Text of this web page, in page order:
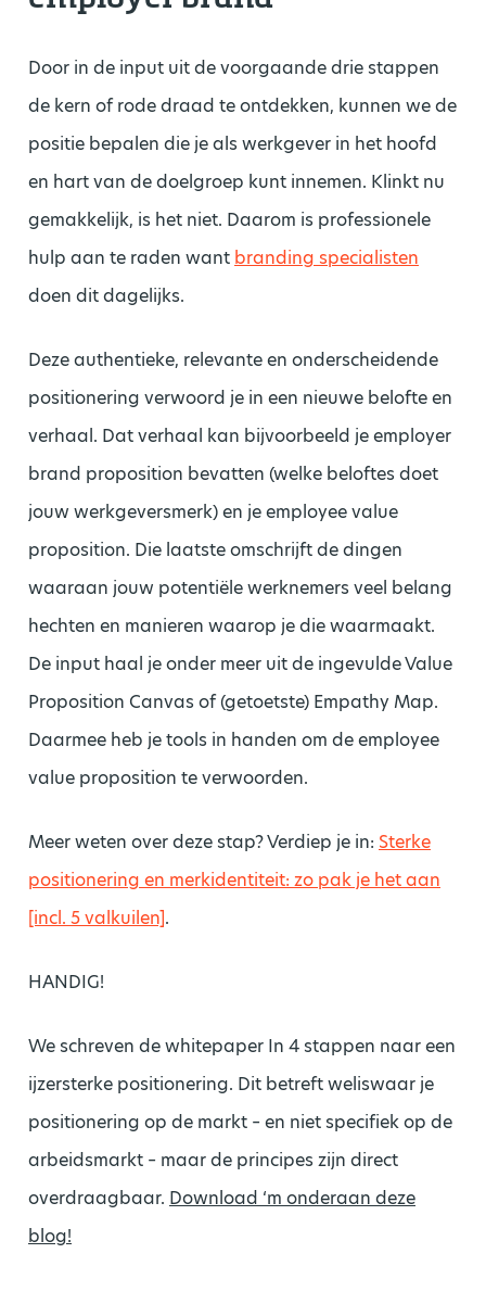
Door in de input uit de voorgaande drie stappen
de kern of rode draad te ontdekken, kunnen we de
positie bepalen die je als werkgever in het hoofd
en hart van de doelgroep kunt innemen. Klinkt nu
gemakkelijk, is het niet. Daarom is professionele
hulp aan te raden want branding specialisten
doen dit dagelijks.
Deze authentieke, relevante en onderscheidende
positionering verwoord je in een nieuwe belofte en
verhaal. Dat verhaal kan bijvoorbeeld je employer
brand proposition bevatten (welke beloftes doet
jouw werkgeversmerk) en je employee value
proposition. Die laatste omschrijft de dingen
waaraan jouw potentiële werknemers veel belang
hechten en manieren waarop je die waarmaakt.
De input haal je onder meer uit de ingevulde Value
Proposition Canvas of (getoetste) Empathy Map.
Daarmee heb je tools in handen om de employee
value proposition te verwoorden.
Meer weten over deze stap? Verdiep je in: Sterke
positionering en merkidentiteit: zo pak je het aan
[incl. 5 valkuilen].
HANDIG!
We schreven de whitepaper In 4 stappen naar een
ijzersterke positionering. Dit betreft weliswaar je
positionering op de markt – en niet specifiek op de
arbeidsmarkt – maar de principes zijn direct
overdraagbaar. Download ‘m onderaan deze
blog!